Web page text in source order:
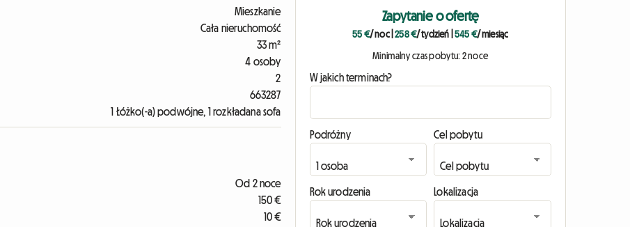
Mieszkanie
Cała nieruchomość
33 m²
4 osoby
2
663287
1 Łóżko(-a) podwójne, 1 rozkładana sofa
Od 2 noce
150 €
10 €
Zapytanie o ofertę
55 €/ noc|258 €/ tydzień 545 €/ miesiąc
Minimalny czas pobytu: 2 noce
W jakich terminach?
Podróżny Cel pobytu
Rok urodzenia Lokalizacja